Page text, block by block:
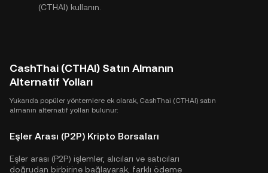
(CTHAI) kullanın.
CashThai (CTHAI) Satın Almanın
Alternatif Yolları
Yukarıda popüler yöntemlere ek olarak, CashThai (CTHAI) satın
almanın alternatif yolları bulunur:
Eşler Arası (P2P) Kripto Borsaları
Eşler arası (P2P) işlemler, alıcıları ve satıcıları
doğrudan birbirine bağlayarak, farklı ödeme